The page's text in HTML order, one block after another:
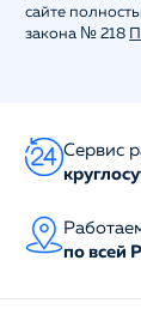
сайте
закона № 218
Сервис
по всей